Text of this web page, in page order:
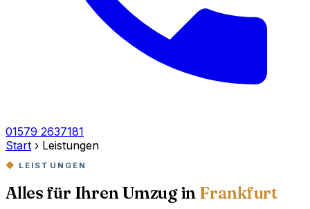
01579 2637181
Start › Leistungen
LEISTUNGEN
Alles für Ihren Umzug in Frankfurt